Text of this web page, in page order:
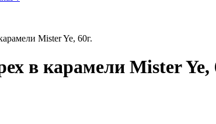
Mister Ye, 60г.
в карамели Mister Ye,